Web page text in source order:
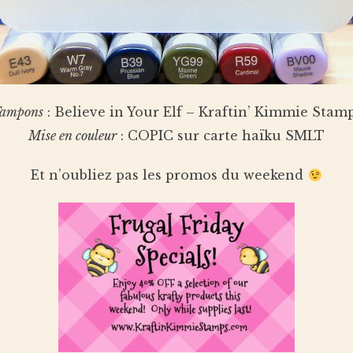
: Believe in Your Elf – Kraftin’ Kimmie
Mise en couleur: COPIC sur carte haïku SMLT
Et n’oubliez pas les promos du weekend